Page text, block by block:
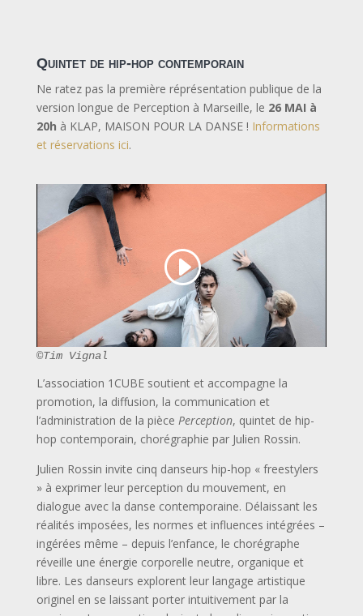
Quintet de hip-hop contemporain
Ne ratez pas la première réprésentation publique de la
version longue de Perception à Marseille, le 26 MAI à
20h à KLAP, MAISON POUR LA DANSE ! Informations
et réservations ici.
©Tim Vignal
L’association 1CUBE soutient et accompagne la
promotion, la diffusion, la communication et
l’administration de la pièce Perception, quintet de hip-
hop contemporain, chorégraphie par Julien Rossin.
Julien Rossin invite cinq danseurs hip-hop « freestylers
» à exprimer leur perception du mouvement, en
dialogue avec la danse contemporaine. Délaissant les
réalités imposées, les normes et influences intégrées –
ingérées même – depuis l’enfance, le chorégraphe
réveille une énergie corporelle neutre, organique et
libre. Les danseurs explorent leur langage artistique
originel en se laissant porter intuitivement par la